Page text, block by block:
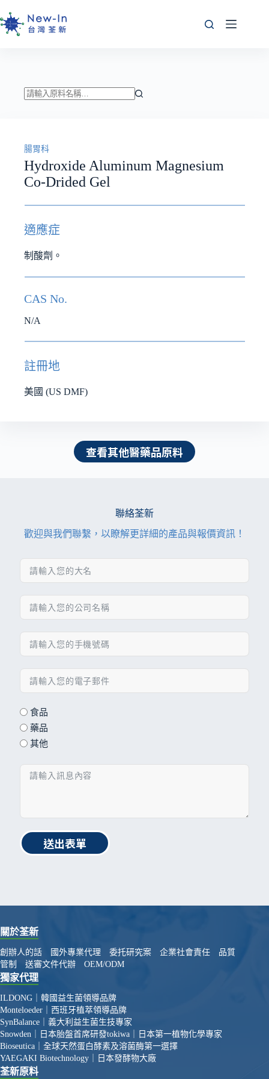
至
主
符
合
條
的
結
果
腸胃科
Hydroxide Aluminum Magnesium
Co-Drided Gel
適應症
制酸劑。
CAS No.
N/A
註冊地
美國 (US DMF)
查看其他醫藥品原料
聯絡荃新
歡迎與我們聯繫，以瞭解更詳細的產品與報價資訊！
食品
藥品
其他
送出表單
關於荃新
創辦人的話 國外專業代理 委托研究案 企業社會責任
品質
管制
送審文件代辦 OEM/ODM
獨家代理
ILDONG｜韓國益生菌領導品牌
Monteloeder｜西班牙植萃領導品牌
SynBalance｜義大利益生菌生技專家
Snowden｜日本胎盤首席研發tokiwa｜日本第一植物化學專家
Bioseutica｜全球天然蛋白酵素及溶菌酶第一選擇
YAEGAKI Biotechnology｜日本發酵物大廠
荃新原料